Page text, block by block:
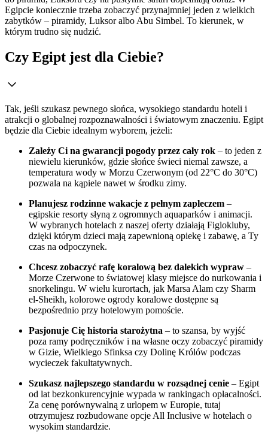
Egipcie koniecznie trzeba zobaczyć przynajmniej jeden z wielkich
zabytków – piramidy, Luksor albo Abu Simbel. To kierunek, w
którym trudno się nudzić.
Czy Egipt jest dla Ciebie?
Tak, jeśli szukasz pewnego słońca, wysokiego standardu hoteli i
atrakcji o globalnej rozpoznawalności i światowym znaczeniu. Egipt
będzie dla Ciebie idealnym wyborem, jeżeli:
Zależy Ci na gwarancji pogody przez cały rok – to jeden z
niewielu kierunków, gdzie słońce świeci niemal zawsze, a
temperatura wody w Morzu Czerwonym (od 22°C do 30°C)
pozwala na kąpiele nawet w środku zimy.
Planujesz rodzinne wakacje z pełnym zapleczem –
egipskie resorty słyną z ogromnych aquaparków i animacji.
W wybranych hotelach z naszej oferty działają Figlokluby,
dzięki którym dzieci mają zapewnioną opiekę i zabawę, a Ty
czas na odpoczynek.
Chcesz zobaczyć rafę koralową bez dalekich wypraw –
Morze Czerwone to światowej klasy miejsce do nurkowania i
snorkelingu. W wielu kurortach, jak Marsa Alam czy Sharm
el-Sheikh, kolorowe ogrody koralowe dostępne są
bezpośrednio przy hotelowym pomoście.
Pasjonuje Cię historia starożytna – to szansa, by wyjść
poza ramy podręczników i na własne oczy zobaczyć piramidy
w Gizie, Wielkiego Sfinksa czy Dolinę Królów podczas
wycieczek fakultatywnych.
Szukasz najlepszego standardu w rozsądnej cenie – Egipt
od lat bezkonkurencyjnie wypada w rankingach opłacalności.
Za cenę porównywalną z urlopem w Europie, tutaj
otrzymujesz rozbudowane opcje All Inclusive w hotelach o
wysokim standardzie.